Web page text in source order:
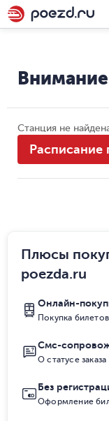
Станция не
Расписание
Плюсы
poezda.ru
Онлайн-
Покупка
Смс-
О статусе заказа
Без
Оформление